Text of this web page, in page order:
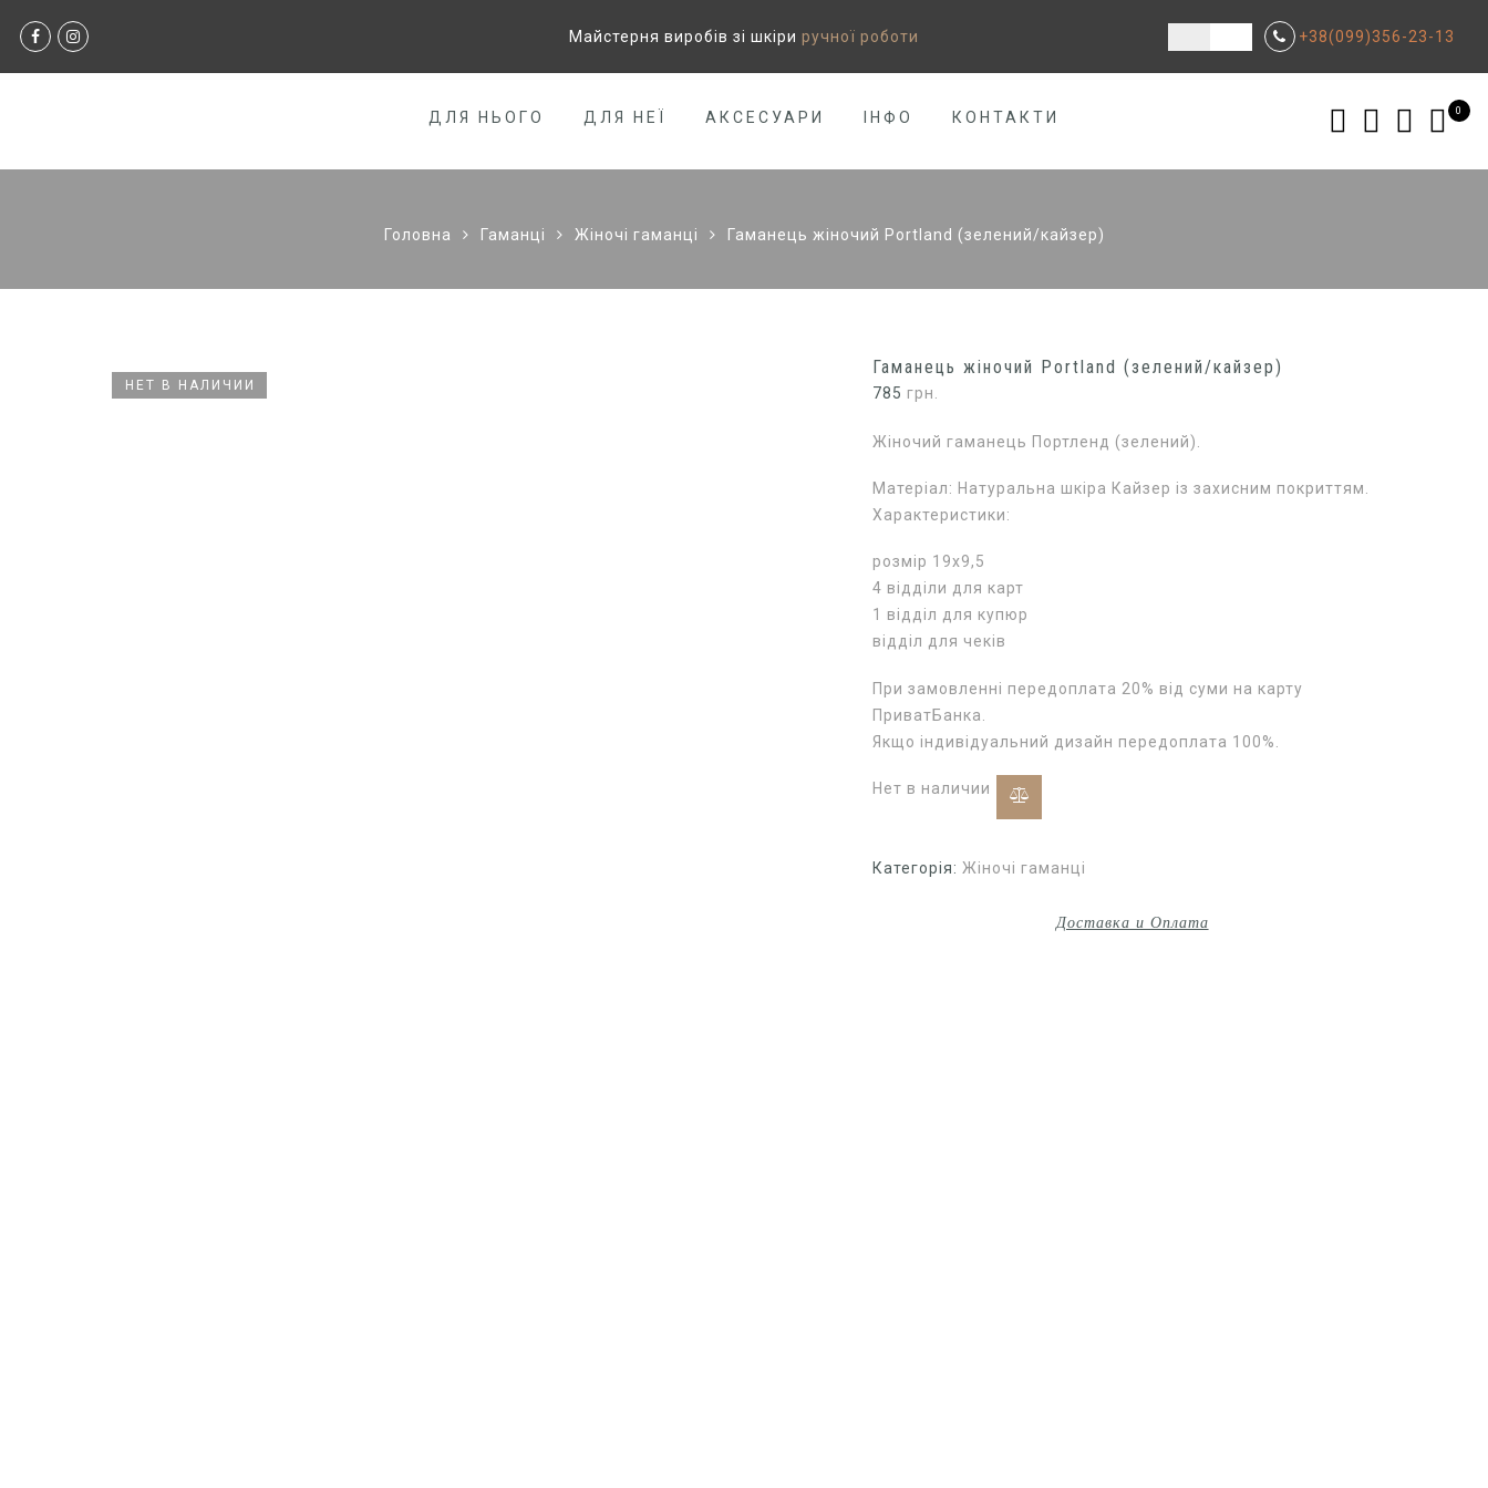
Майстерня виробів зі шкіри ручної роботи +38(099)356-23-13
ДЛЯ НЬОГО ДЛЯ НЕЇ АКСЕСУАРИ ІНФО КОНТАКТИ 0
Головна Гаманці Жіночі гаманці Гаманець жіночий Portland (зелений/кайзер)
НЕТ В НАЛИЧИИ
Гаманець жіночий Portland (зелений/кайзер)
785 грн.
Жіночий гаманець Портленд (зелений).
Матеріал: Натуральна шкіра Кайзер із захисним покриттям.
Характеристики:
розмір 19х9,5
4 відділи для карт
1 відділ для купюр
відділ для чеків
При замовленні передоплата 20% від суми на карту
ПриватБанка.
Якщо індивідуальний дизайн передоплата 100%.
Нет в наличии
Категорія:Жіночі гаманці
Доставка и Оплата